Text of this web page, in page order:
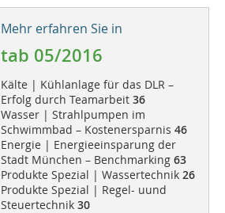
Mehr erfahren Sie in
tab 05/2016
Kälte | Kühlanlage für das DLR –
Erfolg durch Teamarbeit 36
Wasser | Strahlpumpen im
Schwimmbad – Kostenersparnis 46
Energie | Energieeinsparung der
Stadt München – Benchmarking 63
Produkte Spezial | Wassertechnik 26
Produkte Spezial | Regel- uund
Steuertechnik 30